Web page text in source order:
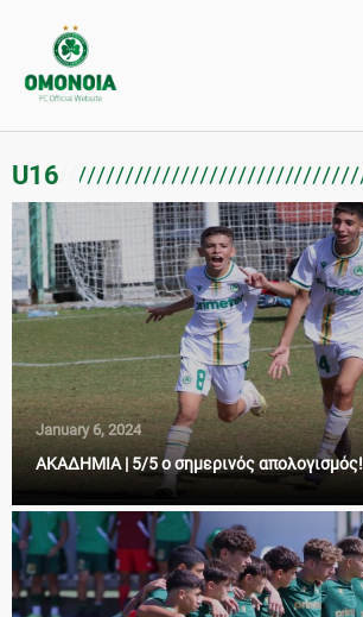
U16
January 6, 2024
ΑΚΑΔΗΜΙΑ | 5/5 ο σημερινός απολογισμός!